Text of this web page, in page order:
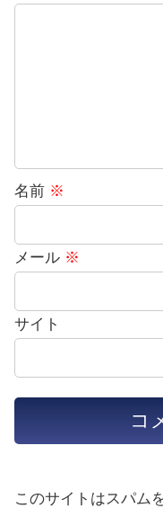
名前 ※
メール ※
サイト
このサイトはスパム